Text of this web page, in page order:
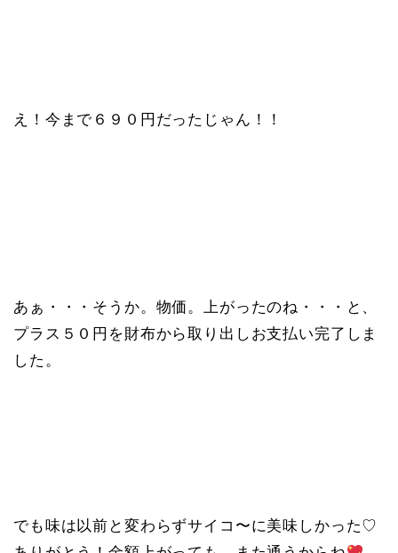
え！今まで６９０円だったじゃん！！
あぁ・・・そうか。物価。上がったのね・・・と、
プラス５０円を財布から取り出しお支払い完了しま
した。
でも味は以前と変わらずサイコ〜に美味しかった♡